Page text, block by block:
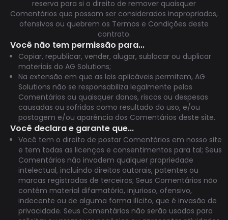
reserva para si o direito de remover quaisquer
Comentários que possam ser considerados inapropriados,
ofensivos ou quebrem os Termos e Condições deste
contrato.
Você não tem permissão para...
Copiar, republicar, vender, alugar, sublocar ou duplicar
materiais do AG Solutions;
Na extensão em que as leis aplicáveis permitem, AG
Solutions não se responsabiliza legalmente pelos
Comentários ou quaisquer danos, riscos ou despesas
causadas ou sofridas como resultado do uso, e/ou
postagem e/ou aparência dos Comentários deste site.
Você declara e garante que...
Você tem o direito de postar Comentários em nosso site
e tem todas as licenças e consentimentos para tal; Seus
Comentários não invadem qualquer propriedade
intelectual, incluindo direitos autorais, patentes ou
marcas registradas de terceiros; Seus Comentários não
contém material difamatório, injurioso, ofensivo,
indecente ou de alguma forma ilícito, que é invasão de
privacidade. Seus Comentários não serão usados para